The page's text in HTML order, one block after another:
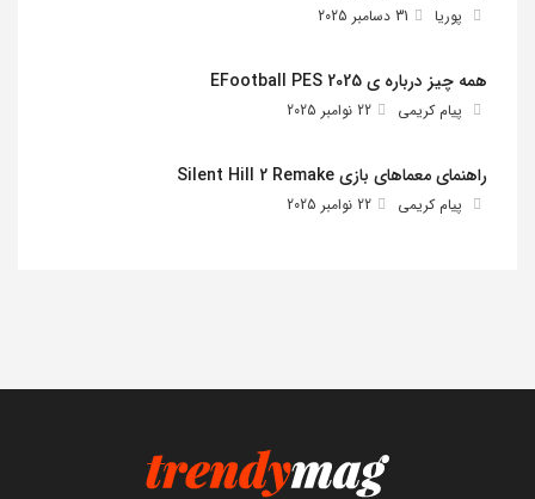
پوریا 31 دسامبر 2025
همه چیز درباره ی EFootball PES 2025
پیام کریمی 22 نوامبر 2025
راهنمای معماهای بازی Silent Hill 2 Remake
پیام کریمی 22 نوامبر 2025